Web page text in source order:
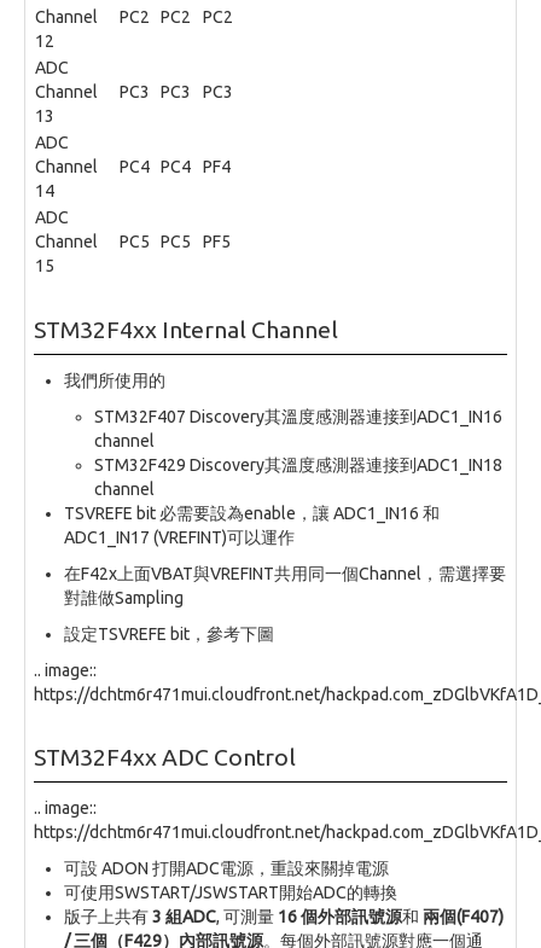
Channel
12
PC2 PC2 PC2
ADC
Channel
13
PC3 PC3 PC3
ADC
Channel
14
PC4 PC4 PF4
ADC
Channel
15
PC5 PC5 PF5
STM32F4xx Internal Channel
我們所使用的
STM32F407 Discovery其溫度感測器連接到ADC1_IN16
channel
STM32F429 Discovery其溫度感測器連接到ADC1_IN18
channel
TSVREFE bit 必需要設為enable，讓 ADC1_IN16 和
ADC1_IN17 (VREFINT)可以運作
在F42x上面VBAT與VREFINT共用同一個Channel，需選擇要
對誰做Sampling
設定TSVREFE bit，參考下圖
.. image::
https://dchtm6r471mui.cloudfront.net/
STM32F4xx ADC Control
.. image::
https://dchtm6r471mui.cloudfront.net/
可設 ADON 打開ADC電源，重設來關掉電源
可使用SWSTART/JSWSTART開始ADC的轉換
版子上共有3 組ADC, 可測量 16 個外部訊號源和 兩個(F407)
/ 三個（F429）內部訊號源。每個外部訊號源對應一個通